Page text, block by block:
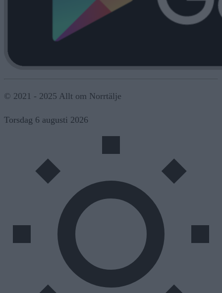
© 2021 - 2025 Allt om Norrtälje
Torsdag 6 augusti 2026